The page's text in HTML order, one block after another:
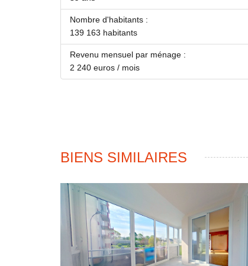
Nombre d'habitants :
139 163 habitants
Revenu mensuel par ménage :
2 240 euros / mois
BIENS SIMILAIRES